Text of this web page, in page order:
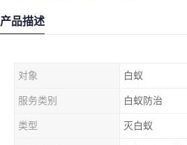
产品描述
对象 白蚁
服务类别 白蚁防治
类型 灭白蚁